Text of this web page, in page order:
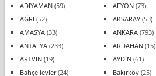
ADIYAMAN(59) AFYON(73)
AĞRI (52) AKSARAY(53)
AMASYA(33) ANKARA(793)
ANTALYA(233) ARDAHAN(15)
ARTVİN(19) AYDIN(61)
Bahçelievler(24) Bakırköy(25)